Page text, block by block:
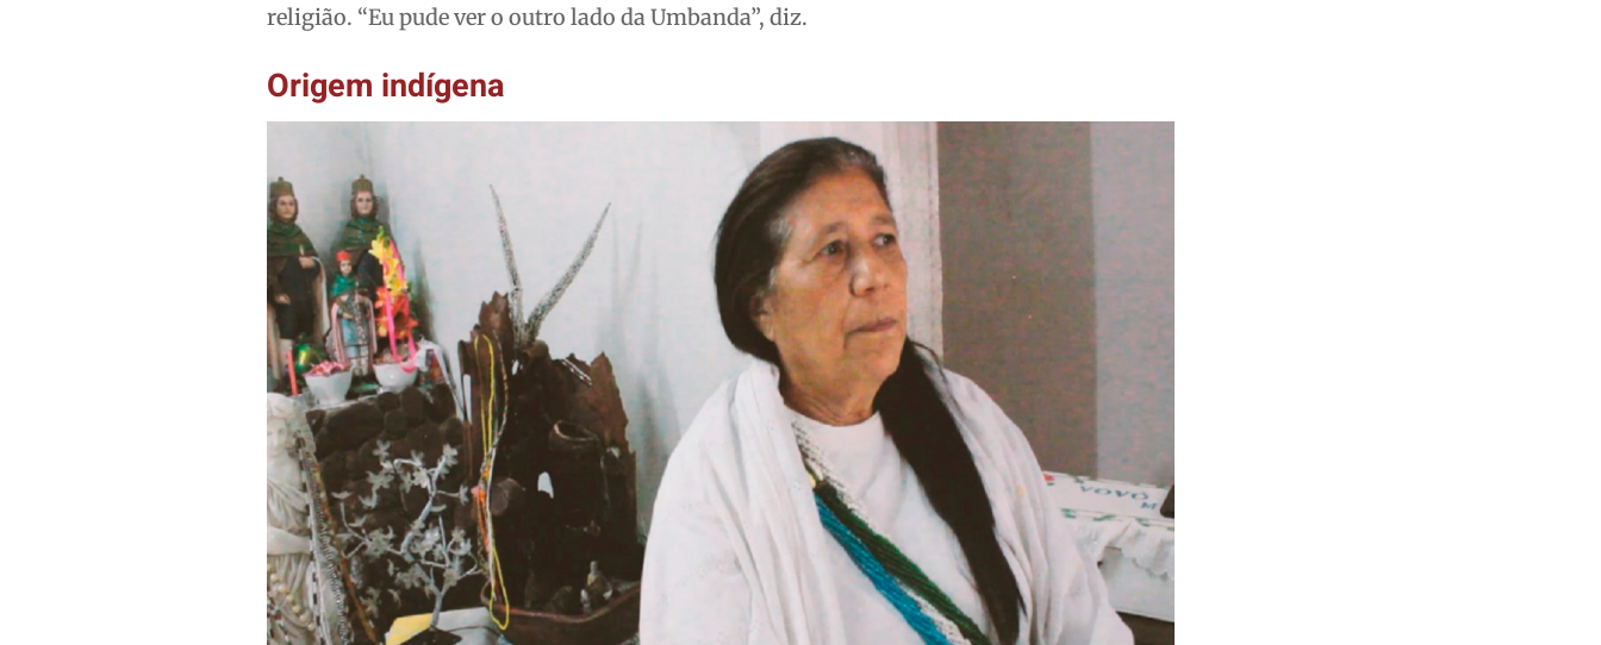
religião. “Eu pude ver o outro lado da Umbanda”, diz.
Origem indígena